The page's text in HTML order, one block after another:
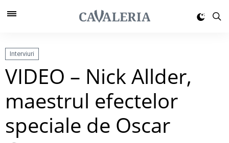
Interviuri
VIDEO – Nick Allder,
maestrul efectelor
speciale de Oscar